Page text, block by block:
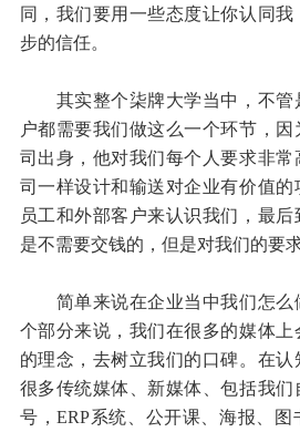
同，我们要用一些态度让你认同
步的信任。
其实整个柒牌大学当中，不管
户都需要我们做这么一个环节，
司出身，他对我们每个人要求非
司一样设计和输送对企业有价值
员工和外部客户来认识我们，最
是不需要交钱的，但是对我们的要
简单来说在企业当中我们怎么
个部分来说，我们在很多的媒体
的理念，去树立我们的口碑。在认
很多传统媒体、新媒体、包括我
号，ERP系统、公开课、海报、